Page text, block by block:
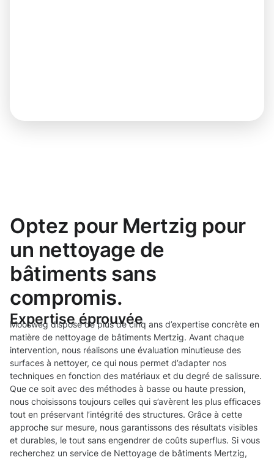
Optez pour Mertzig pour
un nettoyage de
bâtiments sans
compromis.
Expertise éprouvée
Moosweg dispose de plus de cinq ans d’expertise concrète en
matière de nettoyage de bâtiments Mertzig. Avant chaque
intervention, nous réalisons une évaluation minutieuse des
surfaces à nettoyer, ce qui nous permet d’adapter nos
techniques en fonction des matériaux et du degré de salissure.
Que ce soit avec des méthodes à basse ou haute pression,
nous choisissons toujours celles qui s’avèrent les plus efficaces
tout en préservant l’intégrité des structures. Grâce à cette
approche sur mesure, nous garantissons des résultats visibles
et durables, le tout sans engendrer de coûts superflus. Si vous
recherchez un service de Nettoyage de bâtiments Mertzig,